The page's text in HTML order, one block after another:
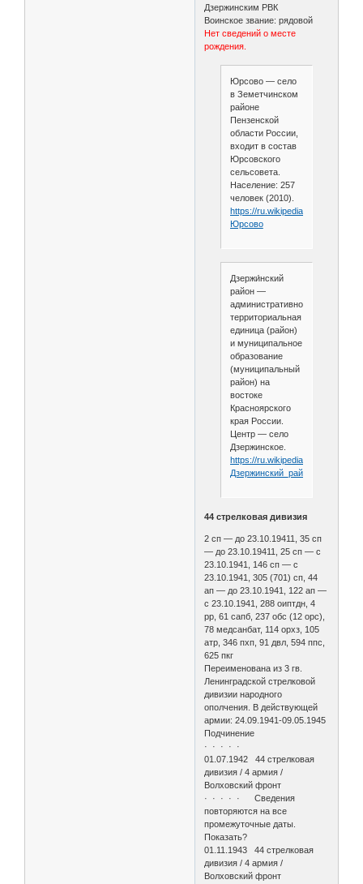
Дзержинским РВК
Воинское звание: рядовой
Нет сведений о месте
рождения.
Юрсово — село
в Земетчинском
районе
Пензенской
области России,
входит в состав
Юрсовского
сельсовета.
Население: 257
человек (2010).
https://ru.wikipedia.org/wiki/
Юрсово
Дзержи́нский
район —
административно-
территориальная
единица (район)
и муниципальное
образование
(муниципальный
район) на
востоке
Красноярского
края России.
Центр — село
Дзержинское.
https://ru.wikipedia.org/wiki/
Дзержинский_район_
44 стрелковая дивизия
2 сп — до 23.10.19411, 35 сп
— до 23.10.19411, 25 сп — с
23.10.1941, 146 сп — с
23.10.1941, 305 (701) сп, 44
ап — до 23.10.1941, 122 ап —
с 23.10.1941, 288 оиптдн, 4
рр, 61 сапб, 237 обс (12 орс),
78 медсанбат, 114 орхз, 105
атр, 346 пхп, 91 двл, 594 ппс,
625 пкг
Переименована из 3 гв.
Ленинградской стрелковой
дивизии народного
ополчения. В действующей
армии: 24.09.1941-09.05.1945
Подчинение
· · · · ·
01.07.1942 44 стрелковая
дивизия / 4 армия /
Волховский фронт
· · · · · Сведения
повторяются на все
промежуточные даты.
Показать?
01.11.1943 44 стрелковая
дивизия / 4 армия /
Волховский фронт